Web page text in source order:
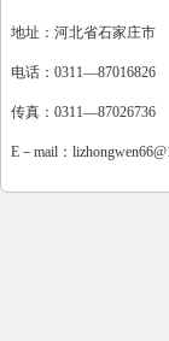
地址：河北省石家庄市
电话：0311—87016826
传真：0311—87026736
E－mail：